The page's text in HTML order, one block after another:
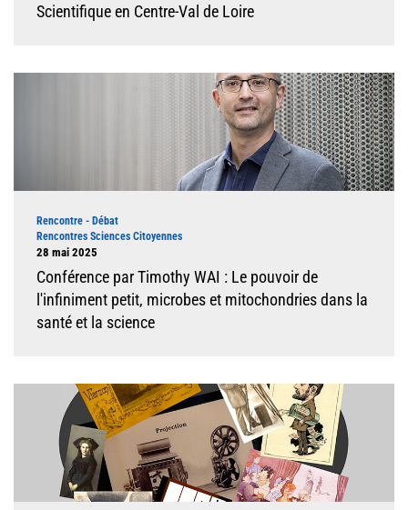
Scientifique en Centre-Val de Loire
Illustration
Type d'événement
Rencontre - Débat
Rencontres Sciences Citoyennes
Dates
28 mai 2025
Conférence par Timothy WAI : Le pouvoir de
l'infiniment petit, microbes et mitochondries dans la
santé et la science
Illustration